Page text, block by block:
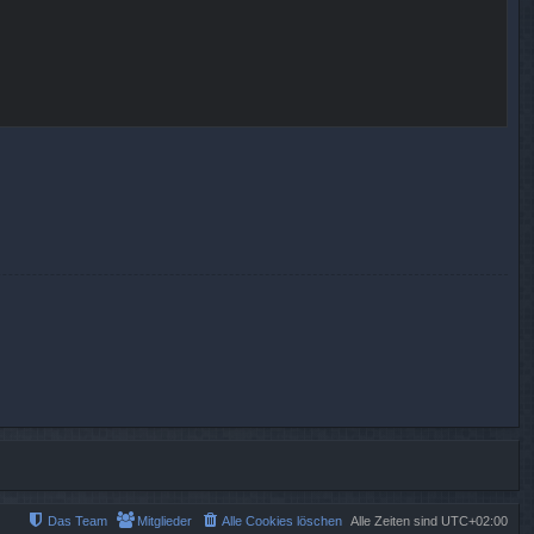
Alle Zeiten sind UTC+02:00
Alle Cookies löschen
Mitglieder
Das Team